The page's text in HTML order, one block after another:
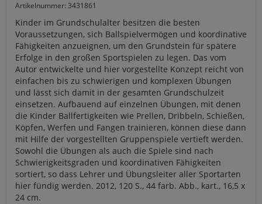
Artikelnummer: 3431861
Kinder im Grundschulalter besitzen die besten
Voraussetzungen, sich Ballspielvermögen und koordinative
Fähigkeiten anzueignen, um den Grundstein für spätere
Erfolge in den großen Sportspielen zu legen. Das vom
Autor entwickelte und hier vorgestellte Konzept reicht von
einfachen bis zu schwierigen und komplexen Übungen
und lässt sich damit in der gesamten Grundschulzeit
einsetzen. Aufbauend auf einzelnen Übungen, mit denen
die Kinder Ballfertigkeiten wie Prellen, Dribbeln, Schießen,
Köpfen, Werfen und Fangen trainieren, können diese dann
mit Hilfe der vorgestellten Gruppenspiele vertieft werden.
Sowohl die Übungen als auch die Spiele sind nach
Schwierigkeitsgraden und koordinativen Fähigkeiten
sortiert, so dass Lehrer und Übungsleiter aller Sportarten
hier fündig werden. 2012, 120 S., 44 farb. Abb., kart., 16,5 x
24 cm.